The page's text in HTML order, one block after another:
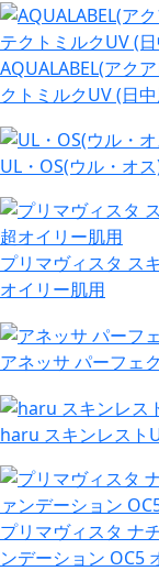
AQUALABEL(アク
クトミルクUV (日
UL・OS(ウル・オ
プリマヴィスタ ス
オイリー肌用
アネッサ パーフェ
haru スキンレスト
プリマヴィスタ ナ
ンデーション OC5